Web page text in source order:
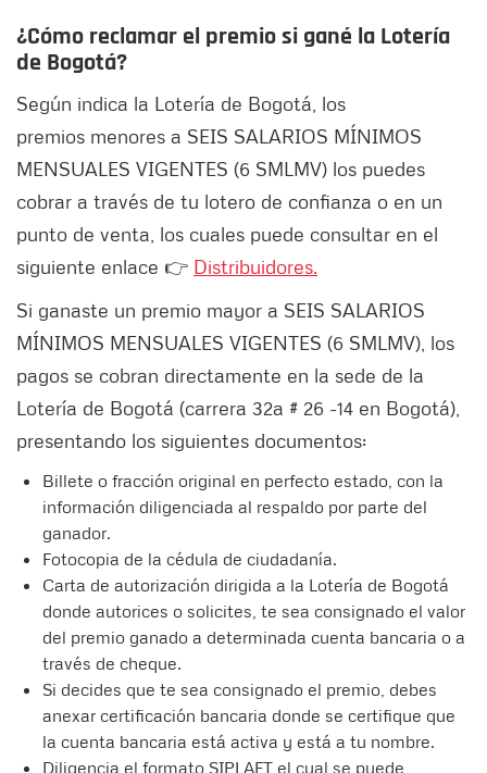
¿Cómo reclamar el premio si gané la Lotería
de Bogotá?
Según indica la Lotería de Bogotá, los
premios menores a SEIS SALARIOS MÍNIMOS
MENSUALES VIGENTES (6 SMLMV) los puedes
cobrar a través de tu lotero de confianza o en un
punto de venta, los cuales puede consultar en el
siguiente enlace 👉 Distribuidores.
Si ganaste un premio mayor a SEIS SALARIOS
MÍNIMOS MENSUALES VIGENTES (6 SMLMV), los
pagos se cobran directamente en la sede de la
Lotería de Bogotá (carrera 32a # 26 -14 en Bogotá),
presentando los siguientes documentos:
Billete o fracción original en perfecto estado, con la
información diligenciada al respaldo por parte del
ganador.
Fotocopia de la cédula de ciudadanía.
Carta de autorización dirigida a la Lotería de Bogotá
donde autorices o solicites, te sea consignado el valor
del premio ganado a determinada cuenta bancaria o a
través de cheque.
Si decides que te sea consignado el premio, debes
anexar certificación bancaria donde se certifique que
la cuenta bancaria está activa y está a tu nombre.
Diligencia el formato SIPLAFT el cual se puede